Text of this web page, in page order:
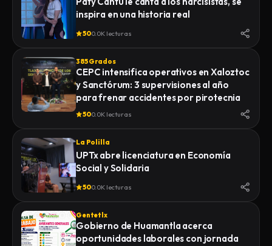
inspira en una historia real
500.0K lecturas
385 Grados
CEPC intensifica operativos en Xaloztoc
y Sanctórum: 3 supervisiones al año
para frenar accidentes por pirotecnia
500.0K lecturas
La Polilla
UPTx abre licenciatura en Economía
Social y Solidaria
500.0K lecturas
Gentetlx
Gobierno de Huamantla acerca
oportunidades laborales con jornada